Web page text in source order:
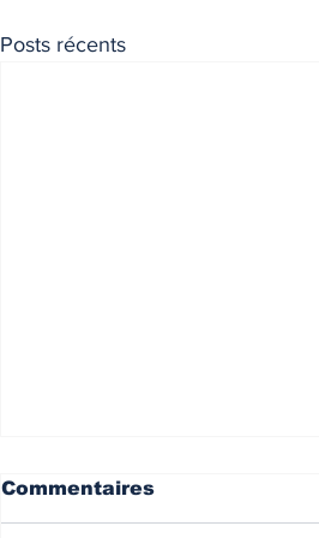
Posts récents
Taux des crédits
immobiliers – Avril 2026
– AUVERGNE – RHÔNE –
Commentaires